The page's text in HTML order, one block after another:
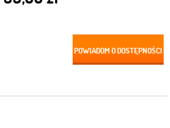
POWIADOM O DOSTĘPNOŚCI